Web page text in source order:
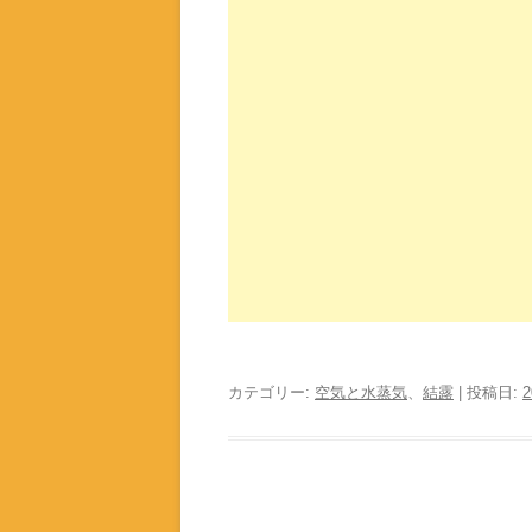
カテゴリー: 空気と水蒸気、 結露 | 投稿日: